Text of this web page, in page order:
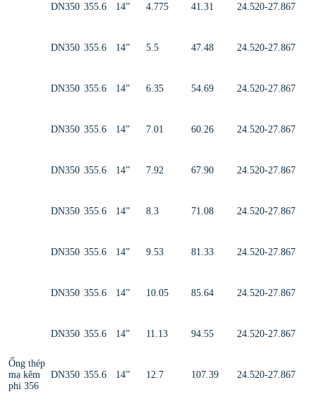
Ống thép
mạ kẽm
phi 356
DN350 355.6 14” 4.775 41.31 24.520-27.867
DN350 355.6 14” 5.5 47.48 24.520-27.867
DN350 355.6 14” 6.35 54.69 24.520-27.867
DN350 355.6 14” 7.01 60.26 24.520-27.867
DN350 355.6 14” 7.92 67.90 24.520-27.867
DN350 355.6 14” 8.3 71.08 24.520-27.867
DN350 355.6 14” 9.53 81.33 24.520-27.867
DN350 355.6 14” 10.05 85.64 24.520-27.867
DN350 355.6 14” 11.13 94.55 24.520-27.867
DN350 355.6 14” 12.7 107.39 24.520-27.867